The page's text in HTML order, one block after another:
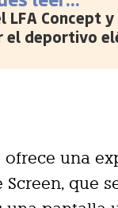
LFA Concept
el deportivo
una
que